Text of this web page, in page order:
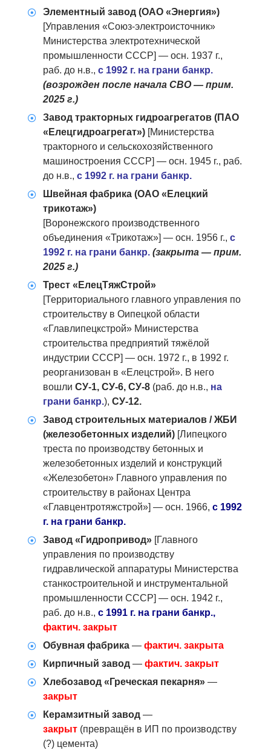
Элементный завод (ОАО «Энергия»)
[Управления «Союз-электроисточник»
Министерства электротехнической
промышленности СССР] — осн. 1937 г.,
раб. до н.в., с 1992 г. на грани банкр.
(возрожден после начала СВО — прим.
2025 г.)
Завод тракторных гидроагрегатов (ПАО
«Елецгидроагрегат») [Министерства
тракторного и сельскохозяйственного
машиностроения СССР] — осн. 1945 г., раб.
до н.в., с 1992 г. на грани банкр.
Швейная фабрика (ОАО «Елецкий
трикотаж»)
[Воронежского производственного
объединения «Трикотаж»] — осн. 1956 г., с
1992 г. на грани банкр. (закрыта — прим.
2025 г.)
Трест «ЕлецТяжСтрой»
[Территориального главного управления по
строительству в Оипецкой области
«Главлипецкстрой» Министерства
строительства предприятий тяжёлой
индустрии СССР] — осн. 1972 г., в 1992 г.
реорганизован в «Елецстрой». В него
вошли СУ-1, СУ-6, СУ-8 (раб. до н.в., на
грани банкр.), СУ-12.
Завод строительных материалов / ЖБИ
(железобетонных изделий) [Липецкого
треста по производству бетонных и
железобетонных изделий и конструкций
«Железобетон» Главного управления по
строительству в районах Центра
«Главцентротяжстрой»] — осн. 1966, с 1992
г. на грани банкр.
Завод «Гидропривод» [Главного
управления по производству
гидравлической аппаратуры Министерства
станкостроительной и инструментальной
промышленности СССР] — осн. 1942 г.,
раб. до н.в., с 1991 г. на грани банкр.,
фактич. закрыт
Обувная фабрика — фактич. закрыта
Кирпичный завод — фактич. закрыт
Хлебозавод «Греческая пекарня» —
закрыт
Керамзитный завод —
закрыт (превращён в ИП по производству
(?) цемента)